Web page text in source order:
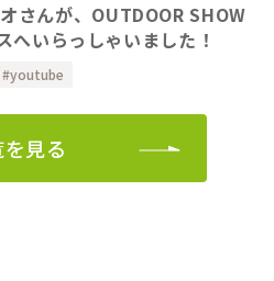
が、OUTDOOR SHOW
へいらっしゃいました！
youtube
見る